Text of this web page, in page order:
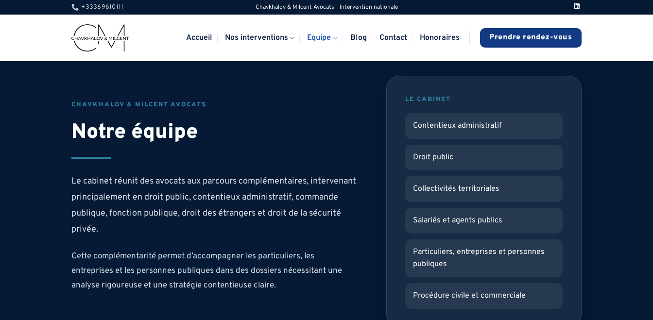
+33369610111 Chavkhalov & Milcent Avocats - Intervention nationale
Accueil Nos interventions Equipe Blog Contact Honoraires Prendre rendez-vous
CHAVKHALOV & MILCENT AVOCATS
Notre équipe
Le cabinet réunit des avocats aux parcours complémentaires, intervenant
principalement en droit public, contentieux administratif, commande
publique, fonction publique, droit des étrangers et droit de la sécurité
privée.
Cette complémentarité permet d’accompagner les particuliers, les
entreprises et les personnes publiques dans des dossiers nécessitant une
analyse rigoureuse et une stratégie contentieuse claire.
LE CABINET
Contentieux administratif
Droit public
Collectivités territoriales
Salariés et agents publics
Particuliers, entreprises et personnes
publiques
Procédure civile et commerciale